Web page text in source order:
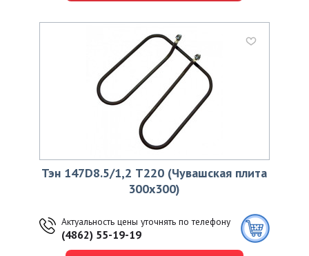
Тэн 147D8.5/1,2 Т220 (Чувашская плита
300х300)
Актуальность цены уточнять по телефону
(4862) 55-19-19